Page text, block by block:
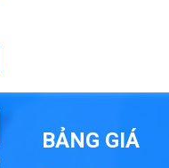
BẢNG GIÁ